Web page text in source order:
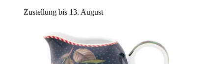
Zustellung bis 13. August